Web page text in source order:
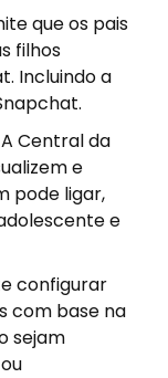
que os pais
filhos
Incluindo a
Central da
e
pode ligar,
e
configurar
com base na
sejam